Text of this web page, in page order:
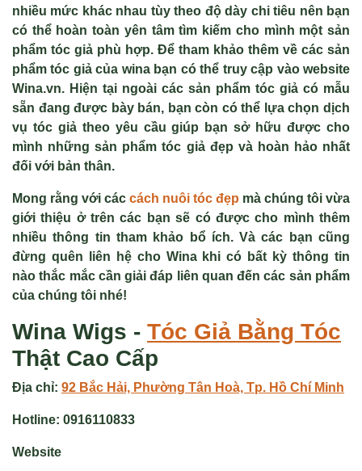
nhiều mức khác nhau tùy theo độ dày chi tiêu nên bạn
có thể hoàn toàn yên tâm tìm kiếm cho mình một sản
phẩm tóc giả phù hợp. Để tham khảo thêm về các sản
phẩm tóc giả của wina bạn có thể truy cập vào website
Wina.vn. Hiện tại ngoài các sản phẩm tóc giả có mẫu
sẵn đang được bày bán, bạn còn có thể lựa chọn dịch
vụ tóc giả theo yêu cầu giúp bạn sở hữu được cho
mình những sản phẩm tóc giả đẹp và hoàn hảo nhất
đối với bản thân.
Mong rằng với các cách nuôi tóc đẹp mà chúng tôi vừa
giới thiệu ở trên các bạn sẽ có được cho mình thêm
nhiều thông tin tham khảo bổ ích. Và các bạn cũng
đừng quên liên hệ cho Wina khi có bất kỳ thông tin
nào thắc mắc cần giải đáp liên quan đến các sản phẩm
của chúng tôi nhé!
Wina Wigs - Tóc Giả Bằng Tóc
Thật Cao Cấp
Địa chỉ: 92 Bắc Hải, Phường Tân Hoà, Tp. Hồ Chí Minh
Hotline: 0916110833
Website